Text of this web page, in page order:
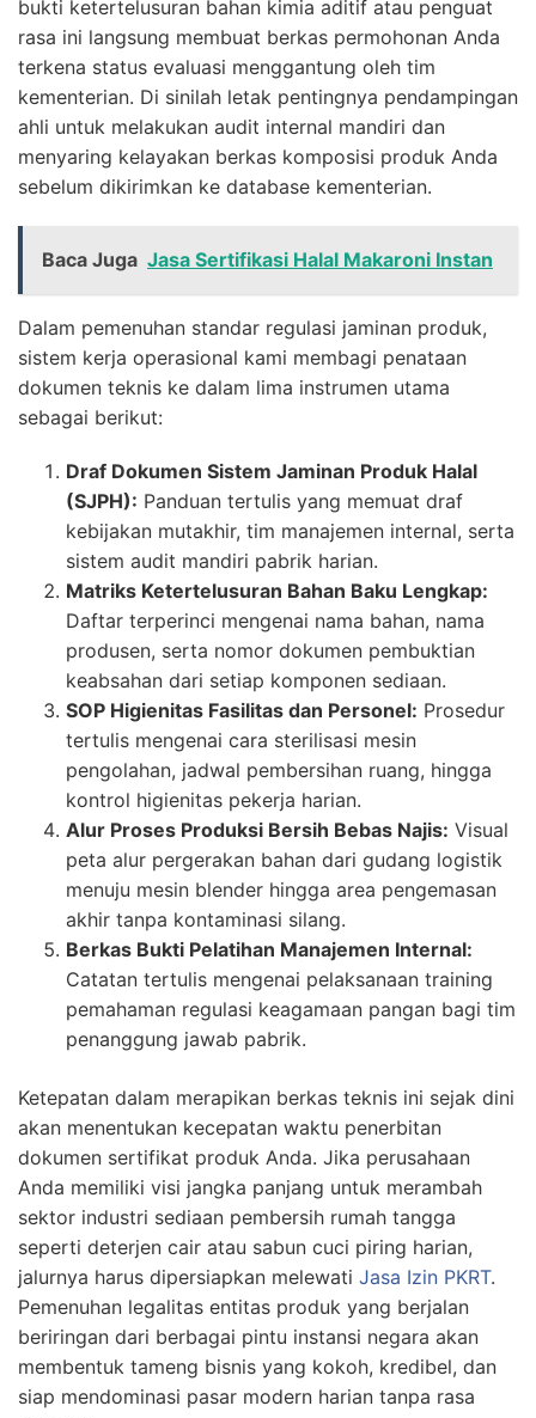
bukti ketertelusuran bahan kimia aditif atau penguat
rasa ini langsung membuat berkas permohonan Anda
terkena status evaluasi menggantung oleh tim
kementerian. Di sinilah letak pentingnya pendampingan
ahli untuk melakukan audit internal mandiri dan
menyaring kelayakan berkas komposisi produk Anda
sebelum dikirimkan ke database kementerian.
Baca Juga Jasa Sertifikasi Halal Makaroni Instan
Dalam pemenuhan standar regulasi jaminan produk,
sistem kerja operasional kami membagi penataan
dokumen teknis ke dalam lima instrumen utama
sebagai berikut:
Draf Dokumen Sistem Jaminan Produk Halal
(SJPH): Panduan tertulis yang memuat draf
kebijakan mutakhir, tim manajemen internal, serta
sistem audit mandiri pabrik harian.
Matriks Ketertelusuran Bahan Baku Lengkap:
Daftar terperinci mengenai nama bahan, nama
produsen, serta nomor dokumen pembuktian
keabsahan dari setiap komponen sediaan.
SOP Higienitas Fasilitas dan Personel: Prosedur
tertulis mengenai cara sterilisasi mesin
pengolahan, jadwal pembersihan ruang, hingga
kontrol higienitas pekerja harian.
Alur Proses Produksi Bersih Bebas Najis: Visual
peta alur pergerakan bahan dari gudang logistik
menuju mesin blender hingga area pengemasan
akhir tanpa kontaminasi silang.
Berkas Bukti Pelatihan Manajemen Internal:
Catatan tertulis mengenai pelaksanaan training
pemahaman regulasi keagamaan pangan bagi tim
penanggung jawab pabrik.
Ketepatan dalam merapikan berkas teknis ini sejak dini
akan menentukan kecepatan waktu penerbitan
dokumen sertifikat produk Anda. Jika perusahaan
Anda memiliki visi jangka panjang untuk merambah
sektor industri sediaan pembersih rumah tangga
seperti deterjen cair atau sabun cuci piring harian,
jalurnya harus dipersiapkan melewati Jasa Izin PKRT.
Pemenuhan legalitas entitas produk yang berjalan
beriringan dari berbagai pintu instansi negara akan
membentuk tameng bisnis yang kokoh, kredibel, dan
siap mendominasi pasar modern harian tanpa rasa